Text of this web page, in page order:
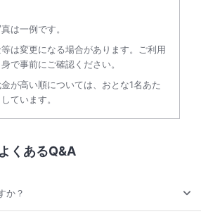
は一例です。
等は変更になる場合があります。ご利用
で事前にご確認ください。
が高い順については、おとな1名あた
ています。
くあるQ&A
か？